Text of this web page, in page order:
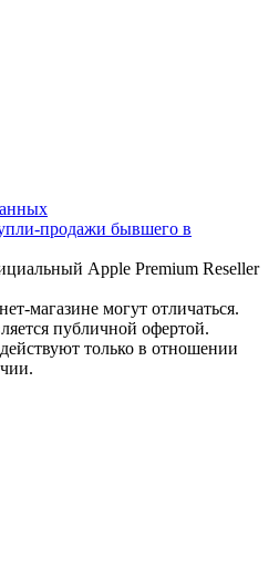
продажи бывшего в
Apple Premium Reseller
магазине могут отличаться.
публичной офертой.
только в отношении